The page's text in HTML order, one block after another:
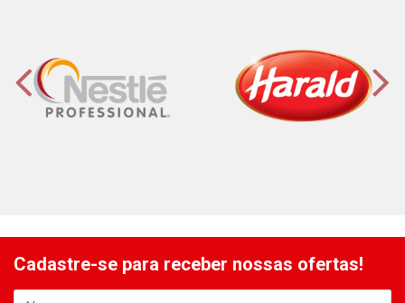
Cadastre-se para receber nossas ofertas!